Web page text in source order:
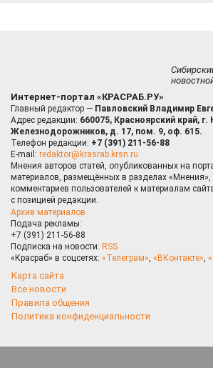
Интернет-портал «КРАСРАБ.РУ»
Главный редактор — Павловский Владимир
Адрес редакции: 660075, Красноярский край, г.
Железнодорожников, д. 17, пом. 9, оф. 615.
Телефон редакции: +7 (391) 211-56-88
E-mail: redaktor@krasrab.krsn.ru
Мнения авторов статей, опубликованных на
материалов, размещённых в разделах
комментариев пользователей к материалам
с позицией редакции.
Архив материалов
Подача рекламы:
+7 (391) 211-56-88
Подписка на новости: RSS
«Красраб» в соцсетях: «Телеграм», «ВКонтакте»,
Карта сайта
Все новости
Правила общения
Политика конфиденциальности